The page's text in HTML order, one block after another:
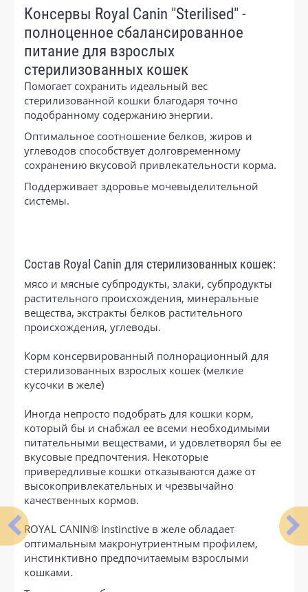
Консервы Royal Canin "Sterilised" -
полноценное сбалансированное
питание для взрослых
стерилизованных кошек
Помогает сохранить идеальный вес
стерилизованной кошки благодаря точно
подобранному содержанию энергии.
Оптимальное соотношение белков, жиров и
углеводов способствует долговременному
сохранению вкусовой привлекательности корма.
Поддерживает здоровье мочевыделительной
системы.
Состав Royal Canin для стерилизованных кошек:
мясо и мясные субпродукты, злаки, субпродукты
растительного происхождения, минеральные
вещества, экстракты белков растительного
происхождения, углеводы.
Корм консервированный полнорационный для
стерилизованных взрослых кошек (мелкие
кусочки в желе)
Иногда непросто подобрать для кошки корм,
который бы и снабжал ее всеми необходимыми
питательными веществами, и удовлетворял бы ее
вкусовые предпочтения. Некоторые
привередливые кошки отказываются даже от
высокопривлекательных и чрезвычайно
качественных кормов.
ROYAL CANIN® Instinctive в желе обладает
оптимальным макронутриентным профилем,
инстинктивно предпочитаемым взрослыми
кошками.